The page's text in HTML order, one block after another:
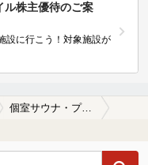
ル株主優待のご案
設に行こう！対象施設が
個室サウナ・プライベートサウナがある善行駅近くの温泉、日帰り温泉、スーパー銭湯おすすめ